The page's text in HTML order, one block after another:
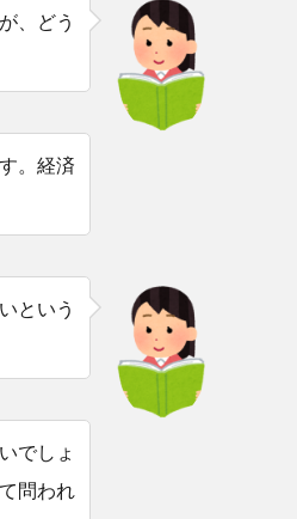
、どう
。経済
という
でしょ
問われ